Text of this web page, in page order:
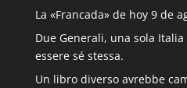
La «Francada» de hoy 9 de
Due Generali, una sola
essere sé stessa.
Un libro diverso avrebbe